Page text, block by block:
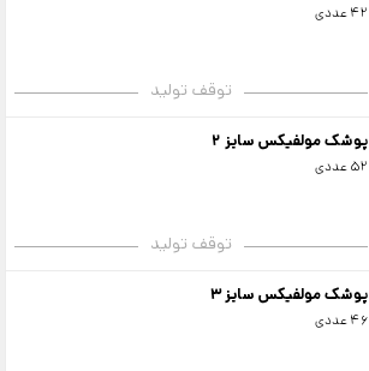
42 عددی
توقف تولید
پوشک مولفیکس سایز 2
52 عددی
توقف تولید
پوشک مولفیکس سایز 3
46 عددی